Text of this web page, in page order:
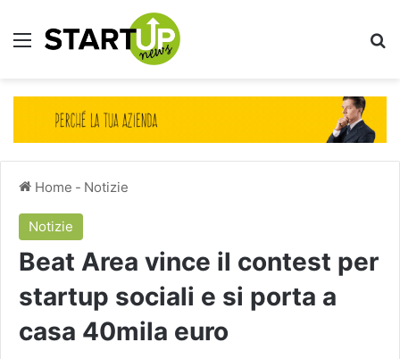
Menu
Home - Notizie
Notizie
Beat Area vince il contest per
startup sociali e si porta a
casa 40mila euro